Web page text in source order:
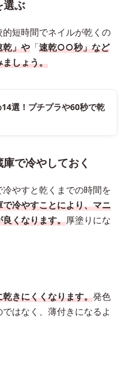
選ぶ
短時間でネイルが乾くの
乾」や 「速乾○○秒」など
ましょう。
選！プチプラや60秒で乾
で冷やしておく
やすと乾くまでの時間を
で冷やすことにより、マニ
くなります。厚塗りにな
きにくくなります。発色
はなく、薄付きになるよ